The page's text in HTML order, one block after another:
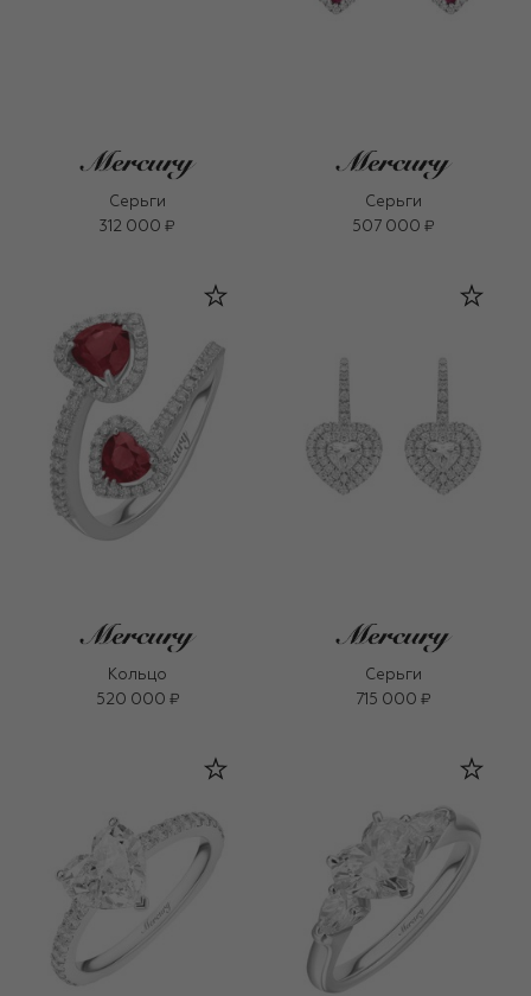
Серьги
312 000 ₽
Серьги
507 000 ₽
Кольцо
520 000 ₽
Серьги
715 000 ₽